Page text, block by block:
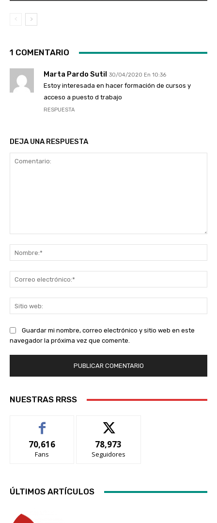
1 COMENTARIO
Marta Pardo Sutil 30/04/2020 En 10:36
Estoy interesada en hacer formación de cursos y
acceso a puesto d trabajo
RESPUESTA
DEJA UNA RESPUESTA
Guardar mi nombre, correo electrónico y sitio web en este
navegador la próxima vez que comente.
NUESTRAS RRSS
70,616
Fans
78,973
Seguidores
ÚLTIMOS ARTÍCULOS